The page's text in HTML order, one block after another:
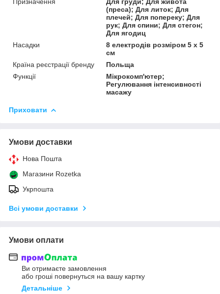
(преса); Для литок; Для
плечей; Для попереку; Для
рук; Для спини; Для стегон;
Для ягодиц
Насадки
8 електродів розміром 5 x 5
см
Країна реєстрації бренду
Польща
Функції
Мікрокомп'ютер;
Регулювання інтенсивності
масажу
Приховати
Умови доставки
Нова Пошта
Магазини Rozetka
Укрпошта
Всі умови доставки
Умови оплати
Ви отримаєте замовлення
або гроші повернуться на вашу картку
Детальніше